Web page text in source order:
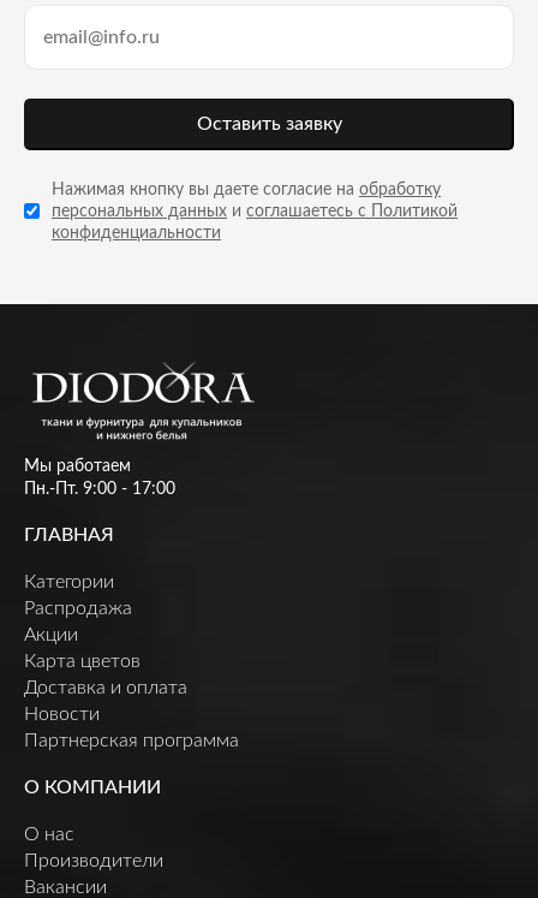
Оставить заявку
Нажимая кнопку вы даете согласие на обработку
персональных данных и соглашаетесь с Политикой
конфиденциальности
Мы работаем
Пн.-Пт. 9:00 - 17:00
ГЛАВНАЯ
Категории
Распродажа
Акции
Карта цветов
Доставка и оплата
Новости
Партнерская программа
О КОМПАНИИ
О нас
Производители
Вакансии